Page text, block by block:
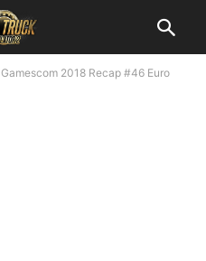
Gamescom 2018 Recap #46 Euro